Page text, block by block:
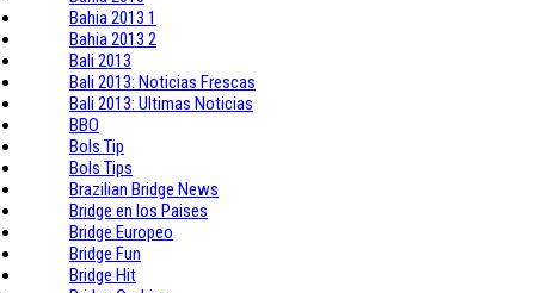
Bahia 2013 1
Bahia 2013 2
Bali 2013
Bali 2013: Noticias Frescas
Bali 2013: Ultimas Noticias
BBO
Bols Tip
Bols Tips
Brazilian Bridge News
Bridge en los Paises
Bridge Europeo
Bridge Fun
Bridge Hit